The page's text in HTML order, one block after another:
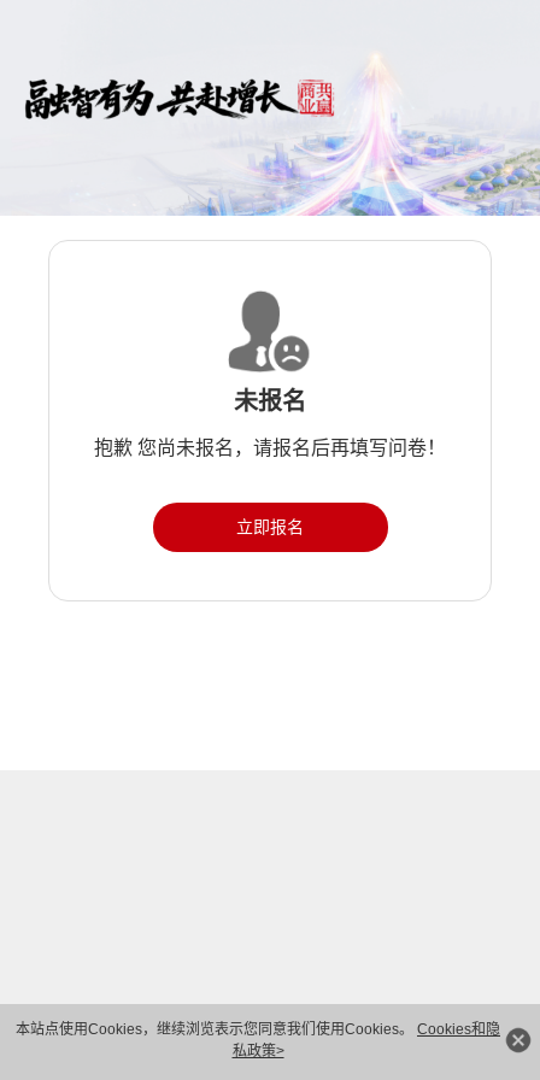
本站点使用Cookies，继续浏览表示您同意我们使用Cookies。 Cookies和隐
私政策>
未报名
抱歉 您尚未报名，请报名后再填写问卷！
立即报名